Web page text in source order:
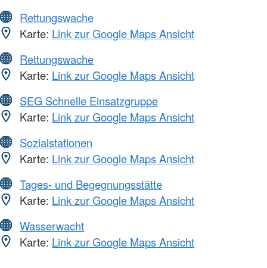
Rettungswache
Karte: Link zur Google Maps Ansicht
Rettungswache
Karte: Link zur Google Maps Ansicht
SEG Schnelle Einsatzgruppe
Karte: Link zur Google Maps Ansicht
Sozialstationen
Karte: Link zur Google Maps Ansicht
Tages- und Begegnungsstätte
Karte: Link zur Google Maps Ansicht
Wasserwacht
Karte: Link zur Google Maps Ansicht